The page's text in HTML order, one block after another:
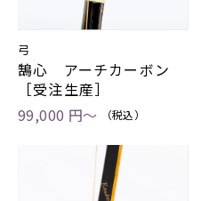
弓
鵠心 アーチカーボン
［受注生産］
99,000 円～
（税込）